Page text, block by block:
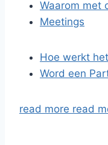
Waarom met
Meetings
Hoe werkt
Word een
read more read